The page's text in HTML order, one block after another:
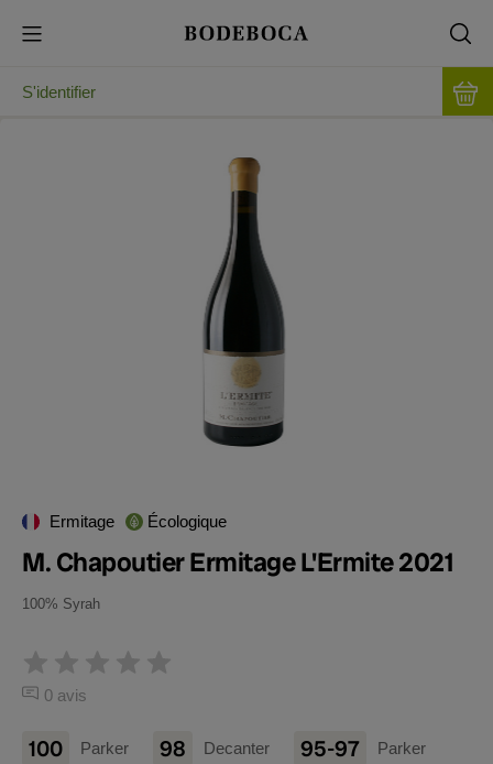
S'identifier
Ermitage Écologique
M. Chapoutier Ermitage L'Ermite 2021
100% Syrah
0 avis
100 Parker 98 Decanter 95-97 Parker